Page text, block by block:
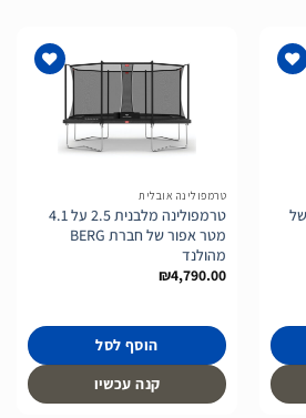
טרמפולינה אובלית
טרמפולינה מלבנית 2.5 על 4.1
מטר אפור של חברת BERG
מהולנד
₪4,790.00
הוסף לסל
קנה עכשיו